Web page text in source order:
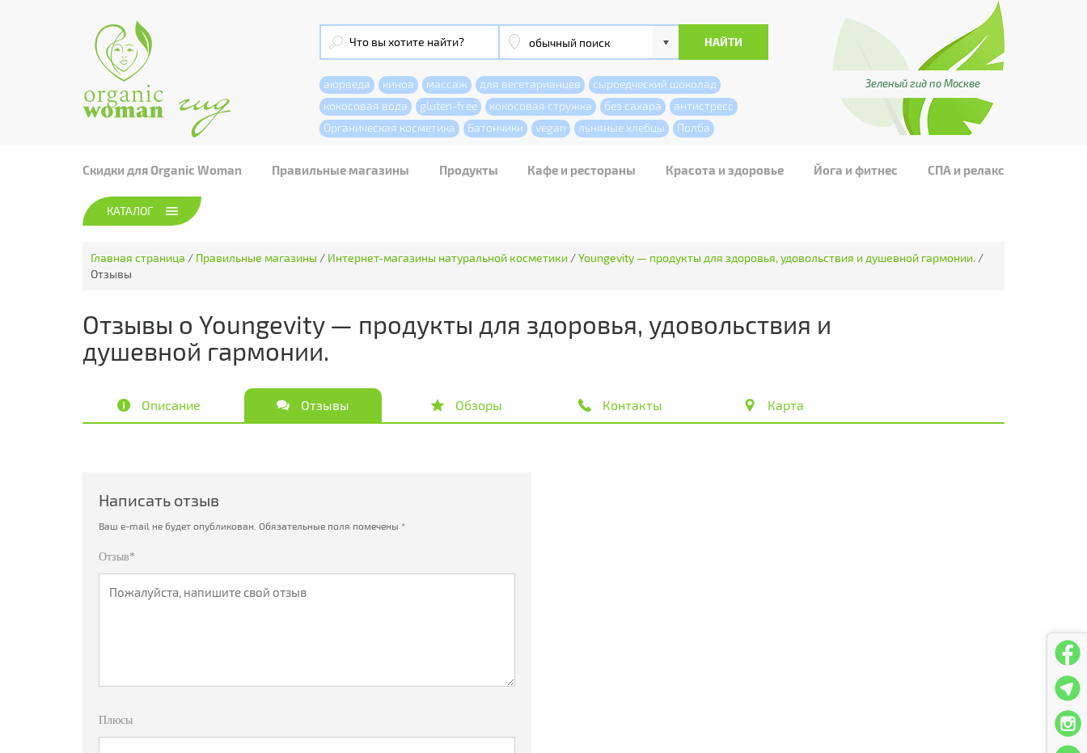
аюрведа киноа массаж для вегетарианцев
сыроедческий шоколад
кокосовая вода
gluten-free кокосовая стружка без сахара
антистресс
Органическая косметика
Батончики vegan льняные хлебцы Полба
Зеленый гид по Москве
Скидки для Organic Woman Правильные магазины Продукты Кафе и рестораны Красота и здоровье Йога и фитнес СПА и релакс
КАТАЛОГ
Главная страница / Правильные магазины / Интернет-магазины натуральной косметики /Youngevity — продукты для здоровья, удовольствия и душевной гармонии. /
Отзывы
Отзывы о Youngevity — продукты для здоровья, удовольствия и
душевной гармонии.
Описание Отзывы Обзоры Контакты Карта
Написать отзыв
Ваш e-mail не будет опубликован. Обязательные поля помечены *
Отзыв*
Плюсы